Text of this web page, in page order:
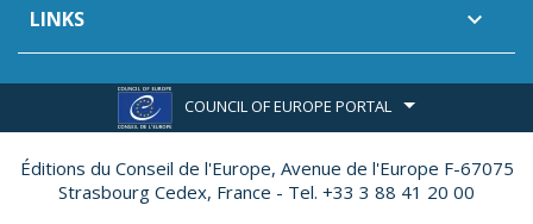
LINKS 
COUNCIL OF EUROPE PORTAL
Éditions du Conseil de l'Europe, Avenue de l'Europe F-67075
Strasbourg Cedex, France - Tel. +33 3 88 41 20 00